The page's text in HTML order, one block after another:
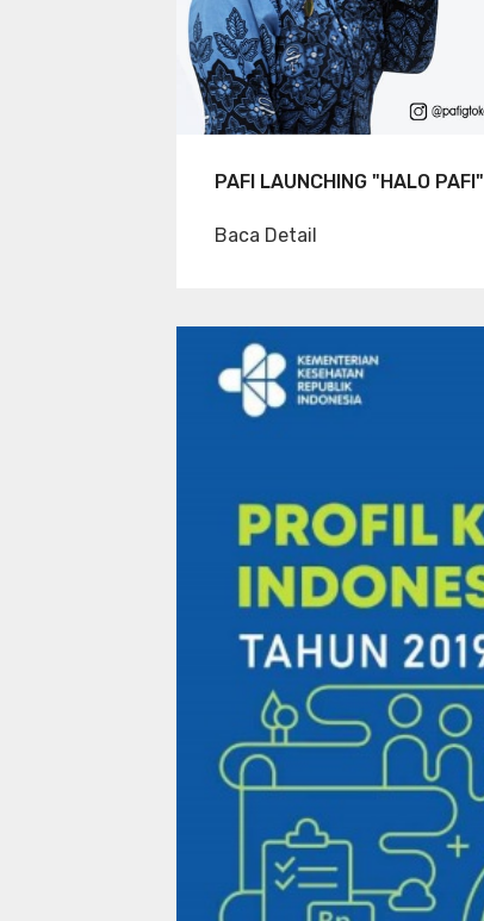
PAFI LAUNCHING "HALO PAFI"
Baca Detail